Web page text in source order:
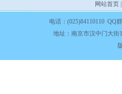
网站首页
电话：(025)84110110 QQ
地址：南京市汉中门大街